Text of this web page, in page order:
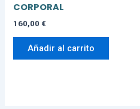
CORPORAL
160,00 €
Añadir al carrito